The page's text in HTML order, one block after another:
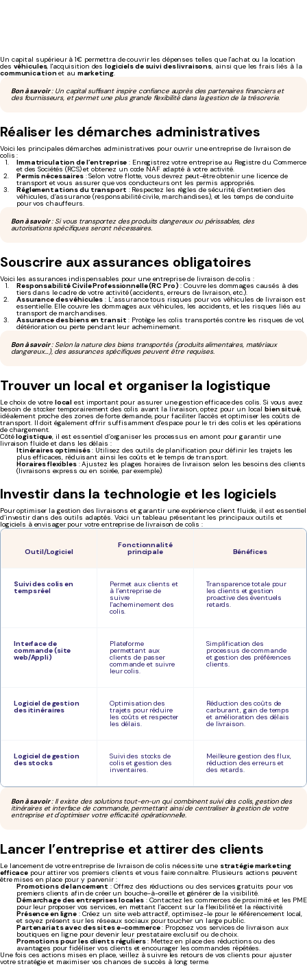
Un capital supérieur à 1€ permettra de couvrir les dépenses telles que l'achat ou la location
des véhicules, l'acquisition deslogiciels de suivi des livraisons, ainsi que les frais liés à la
communicationet au marketing.
Bon à savoir: Un capital suffisant inspire confiance auprès des partenaires financiers et
des fournisseurs, et permet une plus grande flexibilité dans la gestion de la trésorerie.
Réaliser les démarches administratives
Voici les principales démarches administratives pour ouvrir une entreprise de livraison de
colis :
Immatriculation de l’entreprise : Enregistrez votre entreprise au Registre du Commerce
et des Sociétés (RCS) et obtenez un code NAF adapté à votre activité.
Permis nécessaires: Selon votre flotte, vous devrez peut-être obtenir une licence de
transport et vous assurer que vos conducteurs ont les permis appropriés.
Réglementations du transport : Respectez les règles de sécurité, d’entretien des
véhicules, d’assurance (responsabilité civile, marchandises), et les temps de conduite
pour vos chauffeurs.
Bon à savoir: Si vous transportez des produits dangereux ou périssables, des
autorisations spécifiques seront nécessaires.
Souscrire aux assurances obligatoires
Voici les assurances indispensables pour une entreprise de livraison de colis :
Responsabilité Civile Professionnelle (RC Pro) : Couvre les dommages causés à des
tiers dans le cadre de votre activité (accidents, erreurs de livraison, etc.).
Assurance des véhicules : L’assurance tous risques pour vos véhicules de livraison est
essentielle. Elle couvre les dommages aux véhicules, les accidents, et les risques liés au
transport de marchandises.
Assurance des biens en transit : Protège les colis transportés contre les risques de vol,
détérioration ou perte pendant leur acheminement.
Bon à savoir: Selon la nature des biens transportés (produits alimentaires, matériaux
dangereux…), des assurances spécifiques peuvent être requises.
Trouver un local et organiser la logistique
Le choix de votre local est important pour assurer une gestion efficace des colis. Si vous avez
besoin de stocker temporairement des colis avant la livraison, optez pour un localbien situé,
idéalement proche des zones de forte demande, pour faciliter l'accès et optimiser les coûts de
transport. Il doit également offrir suffisamment d'espace pour le tri des colis et les opérations
de chargement.
Côtélogistique, il est essentiel d’organiser les processus en amont pour garantir une
livraison fluide et dans les délais :
Itinéraires optimisés: Utilisez des outils de planification pour définir les trajets les
plus efficaces, réduisant ainsi les coûts et le temps de transport.
Horaires flexibles: Ajustez les plages horaires de livraison selon les besoins des clients
(livraisons express ou en soirée, par exemple).
Investir dans la technologie et les logiciels
Pour optimiser la gestion des livraisons et garantir une expérience client fluide, il est essentiel
d’investir dans des outils adaptés. Voici un tableau présentant les principaux outils et
logiciels à envisager pour votre entreprise de livraison de colis :
Outil/Logiciel
Fonctionnalité
principale Bénéfices
Suivi des colis en
temps réel
Permet aux clients et
à l’entreprise de
suivre
l'acheminement des
colis.
Transparence totale pour
les clients et gestion
proactive des éventuels
retards.
Interface de
commande (site
web/Appli)
Plateforme
permettant aux
clients de passer
commande et suivre
leur colis.
Simplification des
processus de commande
et gestion des préférences
clients.
Logiciel de gestion
des itinéraires
Optimisation des
trajets pour réduire
les coûts et respecter
les délais.
Réduction des coûts de
carburant, gain de temps
et amélioration des délais
de livraison.
Logiciel de gestion
des stocks
Suivi des stocks de
colis et gestion des
inventaires.
Meilleure gestion des flux,
réduction des erreurs et
des retards.
Bon à savoir: Il existe des solutions tout-en-un qui combinent suivi des colis, gestion des
itinéraires et interface de commande, permettant ainsi de centraliser la gestion de votre
entreprise et d'optimiser votre efficacité opérationnelle.
Lancer l’entreprise et attirer des clients
Le lancement de votre entreprise de livraison de colis nécessite une stratégie marketing
efficace pour attirer vos premiers clients et vous faire connaître. Plusieurs actions peuvent
être mises en place pour y parvenir :
Promotions de lancement : Offrez des réductions ou des services gratuits pour vos
premiers clients afin de créer un bouche-à-oreille et générer de la visibilité.
Démarchage des entreprises locales: Contactez les commerces de proximité et les PME
pour leur proposer vos services, en mettant l’accent sur la flexibilité et la réactivité.
Présence en ligne: Créez un site web attractif, optimisez-le pour le référencement local,
et soyez présent sur les réseaux sociaux pour toucher un large public.
Partenariats avec des sites e-commerce: Proposez vos services de livraison aux
boutiques en ligne pour devenir leur prestataire exclusif ou de choix.
Promotions pour les clients réguliers: Mettez en place des réductions ou des
avantages pour fidéliser vos clients et encourager les commandes répétées.
Une fois ces actions mises en place, veillez à suivre les retours de vos clients pour ajuster
votre stratégie et maximiser vos chances de succès à long terme.